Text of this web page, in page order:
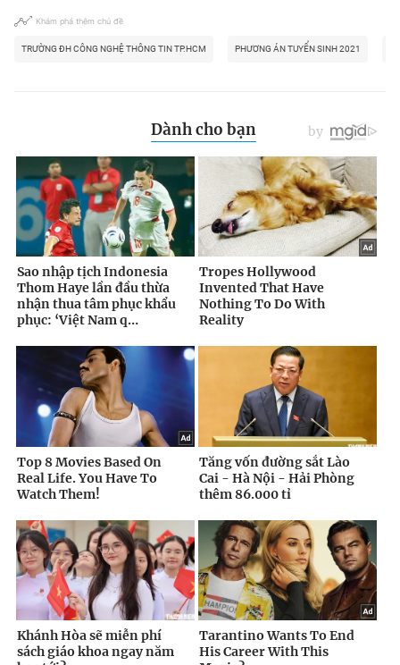
Khám phá thêm chủ đề
TRƯỜNG ĐH CÔNG NGHỆ THÔNG TIN TP.HCM PHƯƠNG ÁN TUYỂN SINH 2021